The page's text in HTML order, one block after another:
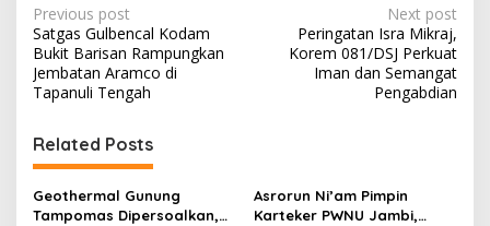
P
o
s
n
a
v
Previous post
Satgas Gulbencal Kodam
Bukit Barisan Rampungkan
Jembatan Aramco di
Tapanuli Tengah
Next post
Peringatan Isra Mikraj,
Korem 081/DSJ Perkuat
Iman dan Semangat
Pengabdian
Related Posts
Geothermal Gunung
Tampomas Dipersoalkan,
Asrorun Ni’am Pimpin
Karteker PWNU Jambi,